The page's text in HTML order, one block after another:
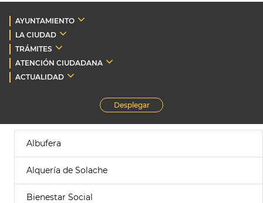
AYUNTAMIENTO
LA CIUDAD
TRÁMITES
ATENCIÓN CIUDADANA
ACTUALIDAD
Desplegar
Albufera
Alquería de Solache
Bienestar Social